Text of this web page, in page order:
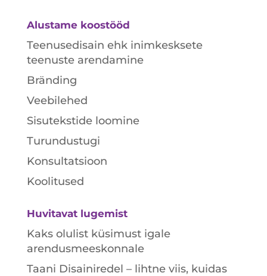
Alustame koostööd
Teenusedisain ehk inimkesksete
teenuste arendamine
Bränding
Veebilehed
Sisutekstide loomine
Turundustugi
Konsultatsioon
Koolitused
Huvitavat lugemist
Kaks olulist küsimust igale
arendusmeeskonnale
Taani Disainiredel – lihtne viis, kuidas